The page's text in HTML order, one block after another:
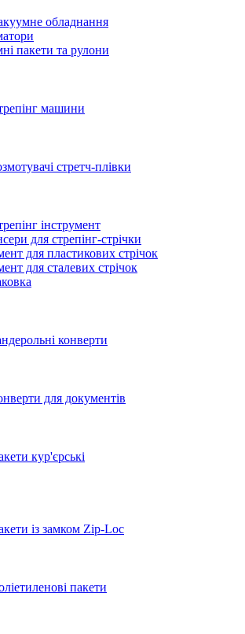
обладнання
пакети та рулони
машини
стретч-плівки
інструмент
для стрепінг-стрічки
для пластикових стрічок
для сталевих стрічок
конверти
для документів
кур'єрські
із замком Zip-Loc
пакети